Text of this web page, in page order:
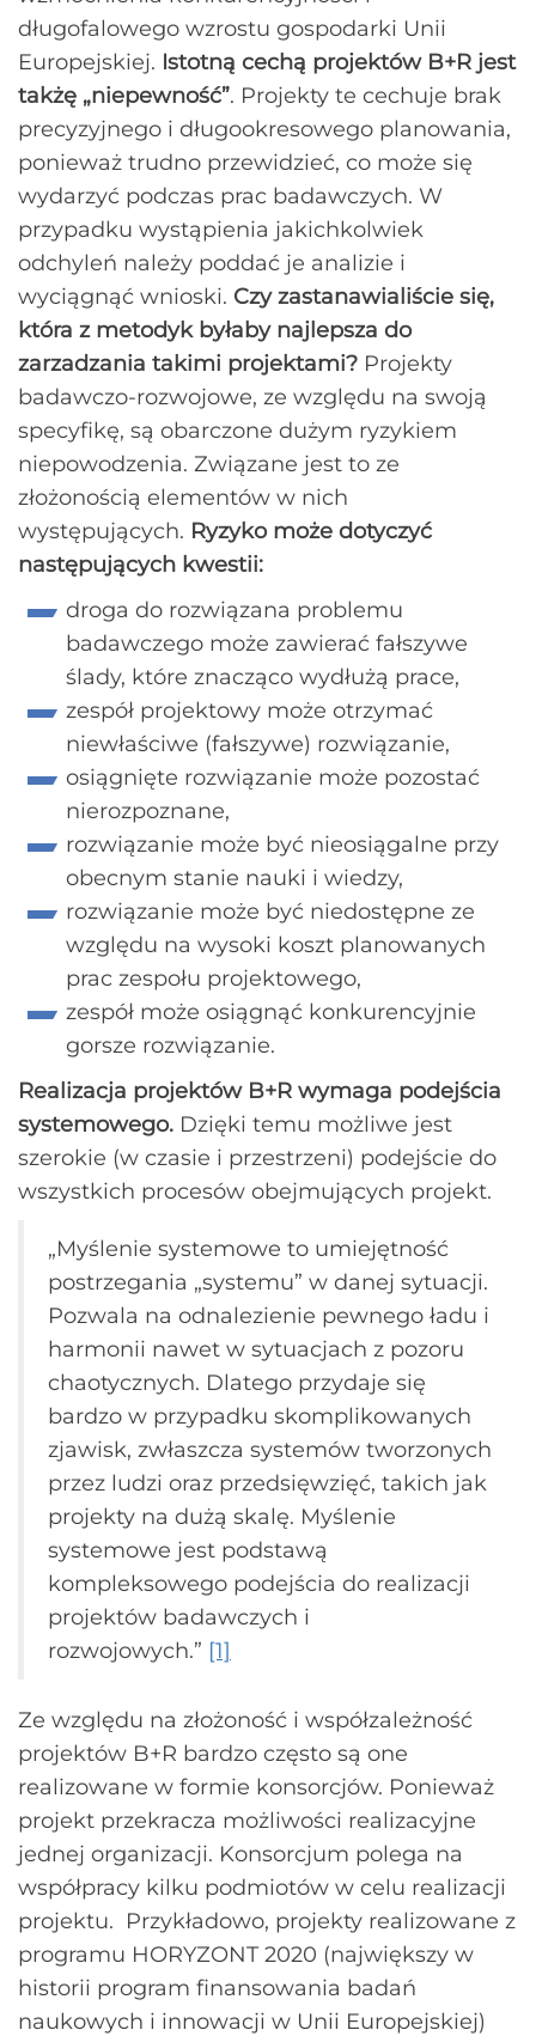
długofalowego wzrostu gospodarki Unii
Europejskiej. Istotną cechą projektów B+R jest
takżę „niepewność”. Projekty te cechuje brak
precyzyjnego i długookresowego planowania,
ponieważ trudno przewidzieć, co może się
wydarzyć podczas prac badawczych. W
przypadku wystąpienia jakichkolwiek
odchyleń należy poddać je analizie i
wyciągnąć wnioski. Czy zastanawialiście się,
która z metodyk byłaby najlepsza do
zarzadzania takimi projektami? Projekty
badawczo-rozwojowe, ze względu na swoją
specyfikę, są obarczone dużym ryzykiem
niepowodzenia. Związane jest to ze
złożonością elementów w nich
występujących. Ryzyko może dotyczyć
następujących kwestii:
droga do rozwiązana problemu
badawczego może zawierać fałszywe
ślady, które znacząco wydłużą prace,
zespół projektowy może otrzymać
niewłaściwe (fałszywe) rozwiązanie,
osiągnięte rozwiązanie może pozostać
nierozpoznane,
rozwiązanie może być nieosiągalne przy
obecnym stanie nauki i wiedzy,
rozwiązanie może być niedostępne ze
względu na wysoki koszt planowanych
prac zespołu projektowego,
zespół może osiągnąć konkurencyjnie
gorsze rozwiązanie.
Realizacja projektów B+R wymaga podejścia
systemowego. Dzięki temu możliwe jest
szerokie (w czasie i przestrzeni) podejście do
wszystkich procesów obejmujących projekt.
„Myślenie systemowe to umiejętność
postrzegania „systemu” w danej sytuacji.
Pozwala na odnalezienie pewnego ładu i
harmonii nawet w sytuacjach z pozoru
chaotycznych. Dlatego przydaje się
bardzo w przypadku skomplikowanych
zjawisk, zwłaszcza systemów tworzonych
przez ludzi oraz przedsięwzięć, takich jak
projekty na dużą skalę. Myślenie
systemowe jest podstawą
kompleksowego podejścia do realizacji
projektów badawczych i
rozwojowych.” [1]
Ze względu na złożoność i współzależność
projektów B+R bardzo często są one
realizowane w formie konsorcjów. Ponieważ
projekt przekracza możliwości realizacyjne
jednej organizacji. Konsorcjum polega na
współpracy kilku podmiotów w celu realizacji
projektu. Przykładowo, projekty realizowane z
programu HORYZONT 2020 (największy w
historii program finansowania badań
naukowych i innowacji w Unii Europejskiej)